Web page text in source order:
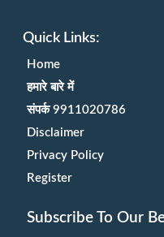
Quick Links:
Home
हमारे बारे में
संपर्क 9911020786
Disclaimer
Privacy Policy
Register
Subscribe To Our